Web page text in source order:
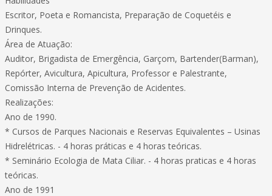
Escritor, Poeta e Romancista, Preparação de Coquetéis e
Drinques.
Área de Atuação:
Auditor, Brigadista de Emergência, Garçom, Bartender(Barman),
Repórter, Avicultura, Apicultura, Professor e Palestrante,
Comissão Interna de Prevenção de Acidentes.
Realizações:
Ano de 1990.
* Cursos de Parques Nacionais e Reservas Equivalentes – Usinas
Hidrelétricas. - 4 horas práticas e 4 horas teóricas.
* Seminário Ecologia de Mata Ciliar. - 4 horas praticas e 4 horas
teóricas.
Ano de 1991